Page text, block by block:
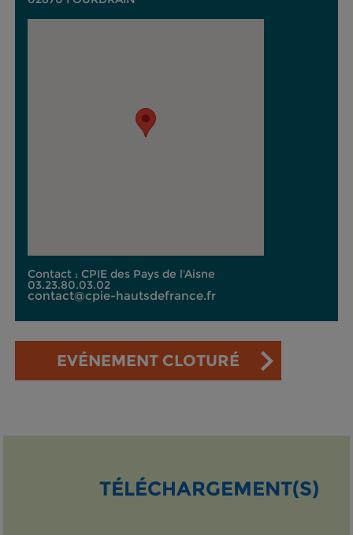
Contact : CPIE des Pays de l'Aisne
03.23.80.03.02
contact@cpie-hautsdefrance.fr
EVÉNEMENT CLOTURÉ
TÉLÉCHARGEMENT(S)